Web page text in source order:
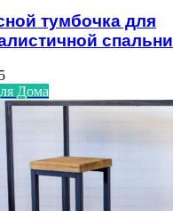
тумбочка для
спальни
Дома